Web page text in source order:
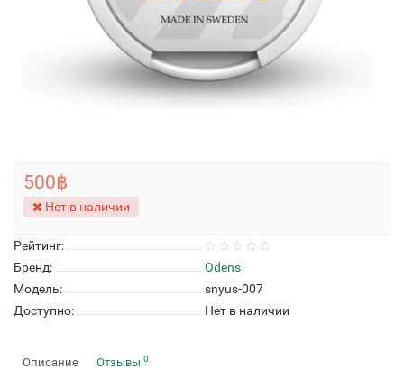
Рейтинг:
Бренд:
Odens
Модель:
snyus-007
Доступно:
Нет в наличии
500฿
Нет в наличии
Описание Отзывы 0